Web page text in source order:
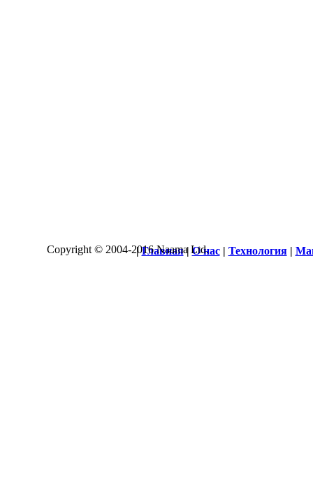
|Главная|О нас| Технология|
Copyright © 2004-2016 Naama Ltd.